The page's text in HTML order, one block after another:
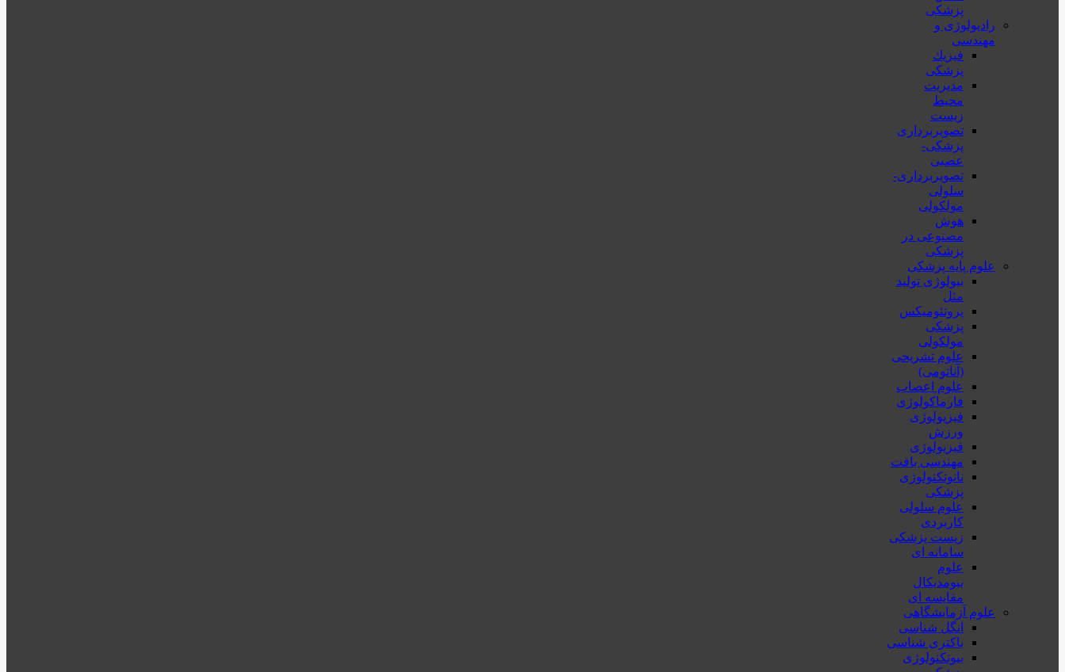
پزشکی
رادیولوژی و
مهندسی
فيزيك
پزشکی
مدیریت
محیط
زیست
تصویربرداری
پزشکی-
عصبی
تصویربرداری-
سلولی
مولکولی
هوش
مصنوعی در
پزشکی
علوم پایه پزشکی
بیولوژی تولید
مثل
پروتئومیکس
پزشکی
مولکولی
علوم تشریحی
(آناتومی)
علوم اعصاب
فارماکولوژی
فیزیولوژی
ورزش
فیزیولوژی
مهندسی بافت
نانوتکنولوژی
پزشکی
علوم سلولی
کاربردی
زیست پزشکی
سامانه ای
علوم
بیومدیکال
مقایسه ای
علوم آزمایشگاهی
انگل شناسی
باکتری شناسی
بیوتکنولوژی